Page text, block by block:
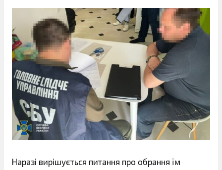
Наразі вирішується питання про обрання їм